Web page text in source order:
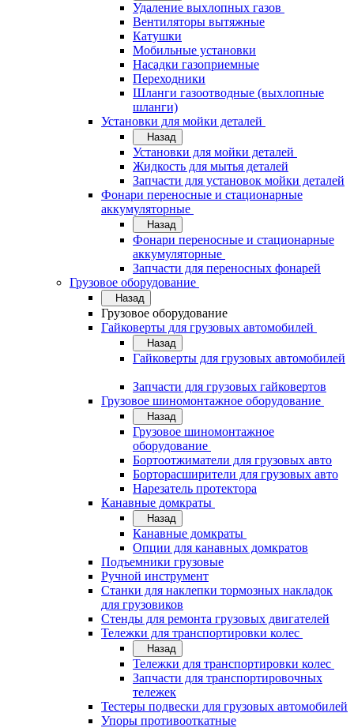
Удаление выхлопных газов
Вентиляторы вытяжные
Катушки
Мобильные установки
Насадки газоприемные
Переходники
Шланги газоотводные (выхлопные
шланги)
Установки для мойки деталей
Назад
Установки для мойки деталей
Жидкость для мытья деталей
Запчасти для установок мойки деталей
Фонари переносные и стационарные
аккумуляторные
Назад
Фонари переносные и стационарные
аккумуляторные
Запчасти для переносных фонарей
Грузовое оборудование
Назад
Грузовое оборудование
Гайковерты для грузовых автомобилей
Назад
Гайковерты для грузовых автомобилей
Запчасти для грузовых гайковертов
Грузовое шиномонтажное оборудование
Назад
Грузовое шиномонтажное
оборудование
Бортоотжиматели для грузовых авто
Борторасширители для грузовых авто
Нарезатель протектора
Канавные домкраты
Назад
Канавные домкраты
Опции для канавных домкратов
Подъемники грузовые
Ручной инструмент
Станки для наклепки тормозных накладок
для грузовиков
Стенды для ремонта грузовых двигателей
Тележки для транспортировки колес
Назад
Тележки для транспортировки колес
Запчасти для транспортировочных
тележек
Тестеры подвески для грузовых автомобилей
Упоры противооткатные